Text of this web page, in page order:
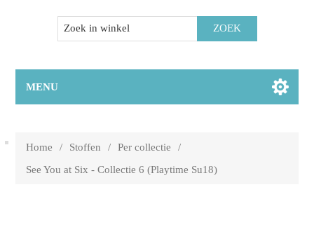
MENU
Home / Stoffen / Per collectie
/
See You at Six - Collectie 6 (Playtime Su18)